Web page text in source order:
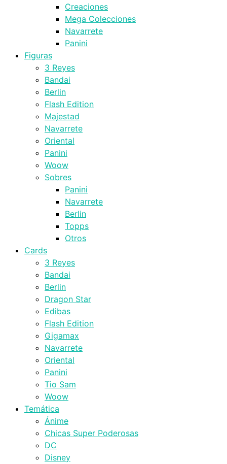
Creaciones
Mega Colecciones
Navarrete
Panini
Figuras
3 Reyes
Bandai
Berlin
Flash Edition
Majestad
Navarrete
Oriental
Panini
Woow
Sobres
Panini
Navarrete
Berlin
Topps
Otros
Cards
3 Reyes
Bandai
Berlin
Dragon Star
Edibas
Flash Edition
Gigamax
Navarrete
Oriental
Panini
Tio Sam
Woow
Temática
Ánime
Chicas Super Poderosas
DC
Disney